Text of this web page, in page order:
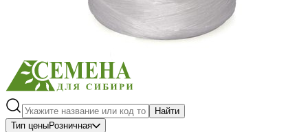
Средства защиты, удобрения, добавки, химия
Обустройство сада, декор
Найти
Тип ценыРозничная